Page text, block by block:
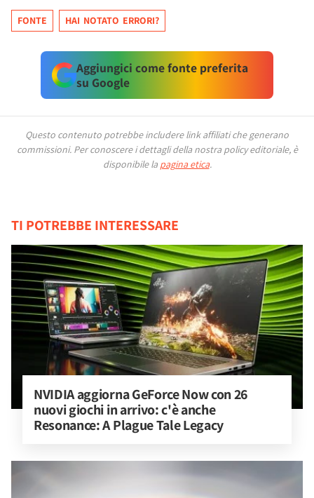
FONTE HAI NOTATO ERRORI?
Aggiungici come fonte preferita
su Google
Questo contenuto potrebbe includere link affiliati che generano
commissioni. Per conoscere i dettagli della nostra policy editoriale, è
disponibile la pagina etica.
TI POTREBBE INTERESSARE
NVIDIA aggiorna GeForce Now con 26
nuovi giochi in arrivo: c'è anche
Resonance: A Plague Tale Legacy